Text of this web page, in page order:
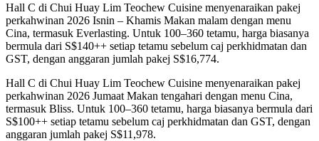
Hall C di Chui Huay Lim Teochew Cuisine menyenaraikan pakej
perkahwinan 2026 Isnin – Khamis Makan malam dengan menu
Cina, termasuk Everlasting. Untuk 100–360 tetamu, harga biasanya
bermula dari S$140++ setiap tetamu sebelum caj perkhidmatan dan
GST, dengan anggaran jumlah pakej S$16,774.
Hall C di Chui Huay Lim Teochew Cuisine menyenaraikan pakej
perkahwinan 2026 Jumaat Makan tengahari dengan menu Cina,
termasuk Bliss. Untuk 100–360 tetamu, harga biasanya bermula dari
S$100++ setiap tetamu sebelum caj perkhidmatan dan GST, dengan
anggaran jumlah pakej S$11,978.